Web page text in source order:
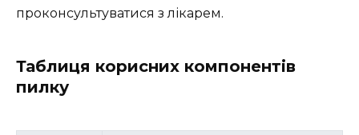
проконсультуватися з лікарем.
Таблиця корисних компонентів
пилку